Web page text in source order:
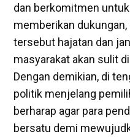
dan berkomitmen
memberikan
tersebut hajatan dan
masyarakat akan sulit
Dengan demikian, di
politik menjelang
berharap agar para
bersatu demi